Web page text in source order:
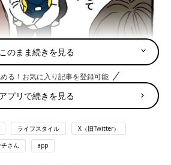
このまま続きを見る
る！お気に入り記事を登録可能
アプリで続きを見る
ライフスタイル X（旧Twitter）
さん app